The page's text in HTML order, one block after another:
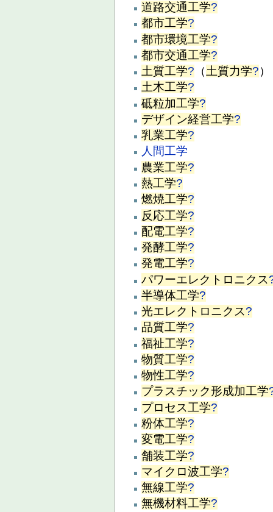
道路交通工学?
都市工学?
都市環境工学?
都市交通工学?
土質工学? （ 土質力学?）
土木工学?
砥粒加工学?
デザイン経営工学?
乳業工学?
人間工学
農業工学?
熱工学?
燃焼工学?
反応工学?
配電工学?
発酵工学?
発電工学?
パワーエレクトロニクス
半導体工学?
光エレクトロニクス?
品質工学?
福祉工学?
物質工学?
物性工学?
プラスチック形成加工学
プロセス工学?
粉体工学?
変電工学?
舗装工学?
マイクロ波工学?
無線工学?
無機材料工学?